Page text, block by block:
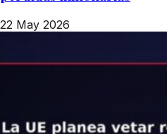
22 May 2026